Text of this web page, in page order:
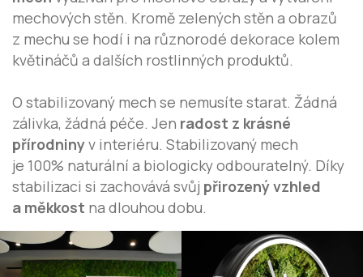
mechových stěn. Kromě zelených stěn a obrazů
z mechu se hodí i na různorodé dekorace kolem
květináčů a dalších rostlinných produktů.
O stabilizovaný mech se nemusíte starat. Žádná
zálivka, žádná péče. Jen radost z krásné
přírodninyv interiéru. Stabilizovaný mech
je 100% naturální a biologicky odbouratelný. Díky
stabilizaci si zachovává svůj přirozený vzhled
a měkkost na dlouhou dobu.